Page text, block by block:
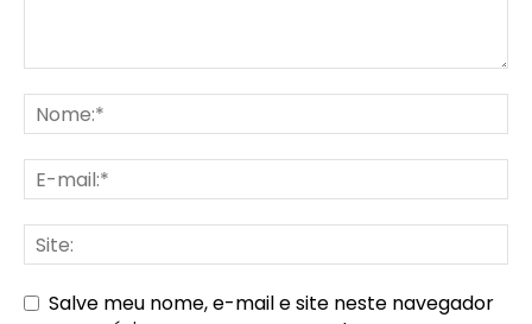
Salve meu nome, e-mail e site neste navegador